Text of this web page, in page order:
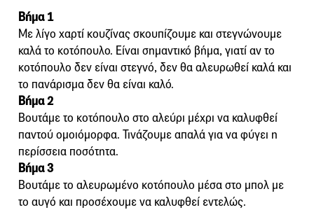
Βήμα 1
Με λίγο χαρτί κουζίνας σκουπίζουμε και στεγνώνουμε
καλά το κοτόπουλο. Είναι σημαντικό βήμα, γιατί αν το
κοτόπουλο δεν είναι στεγνό, δεν θα αλευρωθεί καλά και
το πανάρισμα δεν θα είναι καλό.
Βήμα 2
Βουτάμε το κοτόπουλο στο αλεύρι μέχρι να καλυφθεί
παντού ομοιόμορφα. Τινάζουμε απαλά για να φύγει η
περίσσεια ποσότητα.
Βήμα 3
Βουτάμε το αλευρωμένο κοτόπουλο μέσα στο μπολ με
το αυγό και προσέχουμε να καλυφθεί εντελώς.